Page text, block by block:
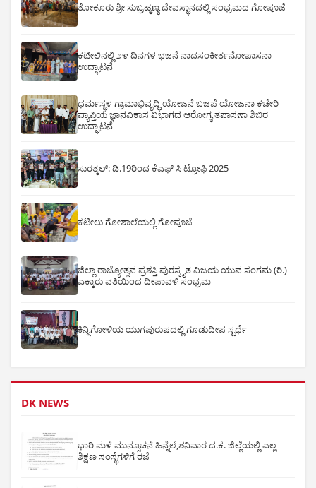
ತೋಕೂರು ಶ್ರೀ ಸುಬ್ರಹ್ಮಣ್ಯ ದೇವಸ್ಥಾನದಲ್ಲಿ ಸಂಭ್ರಮದ ಗೋಪೂಜೆ
ಕಟೀಲಿನಲ್ಲಿ ೨೪ ದಿನಗಳ ಭಜನೆ ನಾದಸಂಕೀರ್ತನೋಪಾಸನಾ
ಉದ್ಘಾಟನೆ
ಧರ್ಮಸ್ಥಳ ಗ್ರಾಮಾಭಿವೃದ್ಧಿ ಯೋಜನೆ ಬಜಪೆ ಯೋಜನಾ ಕಚೇರಿ
ವ್ಯಾಪ್ತಿಯ ಜ್ಞಾನವಿಕಾಸ ವಿಭಾಗದ ಆರೋಗ್ಯ ತಪಾಸಣಾ ಶಿಬಿರ
ಉದ್ಘಾಟನೆ
ಸುರತ್ಕಲ್: ಡಿ‌.19ರಿಂದ ಕೆಎಫ್ ಸಿ ಟ್ರೋಫಿ 2025
ಕಟೀಲು ಗೋಶಾಲೆಯಲ್ಲಿ ಗೋಪೂಜೆ
ಜಿಲ್ಲಾ ರಾಜ್ಯೋತ್ಸವ ಪ್ರಶಸ್ತಿ ಪುರಸ್ಕೃತ ವಿಜಯ ಯುವ ಸಂಗಮ (ರಿ.)
ಎಕ್ಕಾರು ವತಿಯಿಂದ ದೀಪಾವಳಿ ಸಂಭ್ರಮ
ಕಿನ್ನಿಗೋಳಿಯ ಯುಗಪುರುಷದಲ್ಲಿ ಗೂಡುದೀಪ ಸ್ಪರ್ಧೆ
DK NEWS
ಭಾರಿ ಮಳೆ ಮುನ್ಸೂಚನೆ ಹಿನ್ನೆಲೆ,ಶನಿವಾರ ದ.ಕ. ಜಿಲ್ಲೆಯಲ್ಲಿ ಎಲ್ಲ
ಶಿಕ್ಷಣ ಸಂಸ್ಥೆಗಳಿಗೆ ರಜೆ